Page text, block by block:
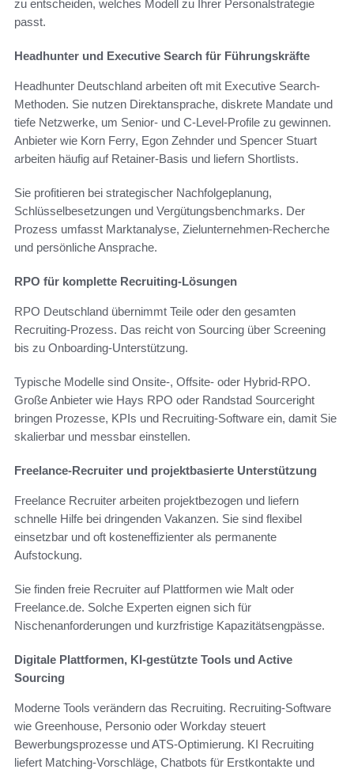
zu entscheiden, welches Modell zu Ihrer Personalstrategie
passt.
Headhunter und Executive Search für Führungskräfte
Headhunter Deutschland arbeiten oft mit Executive Search-
Methoden. Sie nutzen Direktansprache, diskrete Mandate und
tiefe Netzwerke, um Senior- und C-Level-Profile zu gewinnen.
Anbieter wie Korn Ferry, Egon Zehnder und Spencer Stuart
arbeiten häufig auf Retainer-Basis und liefern Shortlists.
Sie profitieren bei strategischer Nachfolgeplanung,
Schlüsselbesetzungen und Vergütungsbenchmarks. Der
Prozess umfasst Marktanalyse, Zielunternehmen-Recherche
und persönliche Ansprache.
RPO für komplette Recruiting-Lösungen
RPO Deutschland übernimmt Teile oder den gesamten
Recruiting-Prozess. Das reicht von Sourcing über Screening
bis zu Onboarding-Unterstützung.
Typische Modelle sind Onsite-, Offsite- oder Hybrid-RPO.
Große Anbieter wie Hays RPO oder Randstad Sourceright
bringen Prozesse, KPIs und Recruiting-Software ein, damit Sie
skalierbar und messbar einstellen.
Freelance-Recruiter und projektbasierte Unterstützung
Freelance Recruiter arbeiten projektbezogen und liefern
schnelle Hilfe bei dringenden Vakanzen. Sie sind flexibel
einsetzbar und oft kosteneffizienter als permanente
Aufstockung.
Sie finden freie Recruiter auf Plattformen wie Malt oder
Freelance.de. Solche Experten eignen sich für
Nischenanforderungen und kurzfristige Kapazitätsengpässe.
Digitale Plattformen, KI-gestützte Tools und Active
Sourcing
Moderne Tools verändern das Recruiting. Recruiting-Software
wie Greenhouse, Personio oder Workday steuert
Bewerbungsprozesse und ATS-Optimierung. KI Recruiting
liefert Matching-Vorschläge, Chatbots für Erstkontakte und